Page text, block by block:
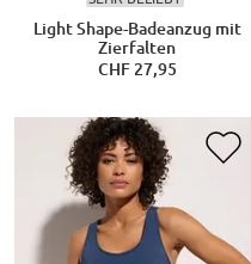
Light Shape-Badeanzug mit
Zierfalten
CHF 27,95